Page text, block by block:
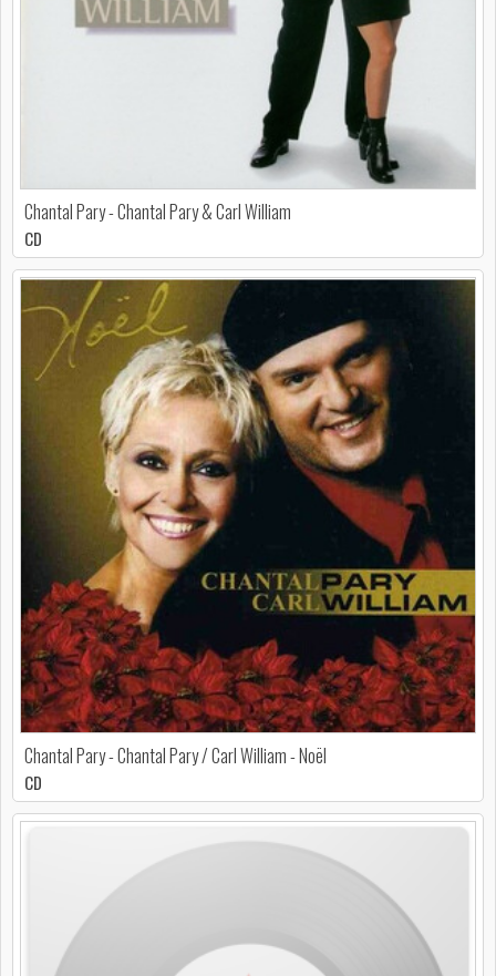
Chantal Pary - Chantal Pary & Carl William
CD
Chantal Pary - Chantal Pary / Carl William - Noël
CD